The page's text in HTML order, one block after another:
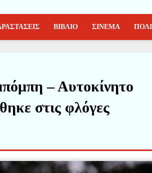
ΒΙΒΛΙΟ ΣΙΝΕΜΑ
– Αυτοκίνητο
στις φλόγες